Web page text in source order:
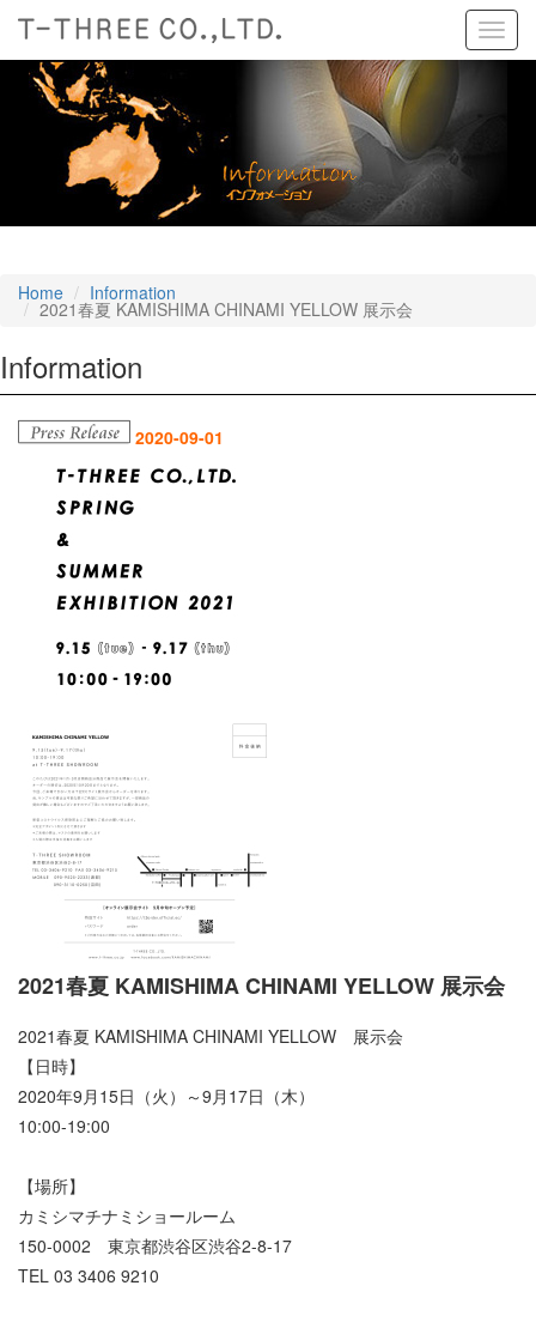
Home Information
2021春夏 KAMISHIMA CHINAMI YELLOW 展示会
Information
2020-09-01
2021春夏 KAMISHIMA CHINAMI YELLOW 展示会
2021春夏 KAMISHIMA CHINAMI YELLOW 展示会
【日時】
2020年9月15日（火）～9月17日（木）
10:00-19:00
【場所】
カミシマチナミショールーム
150-0002 東京都渋谷区渋谷2-8-17
TEL 03 3406 9210